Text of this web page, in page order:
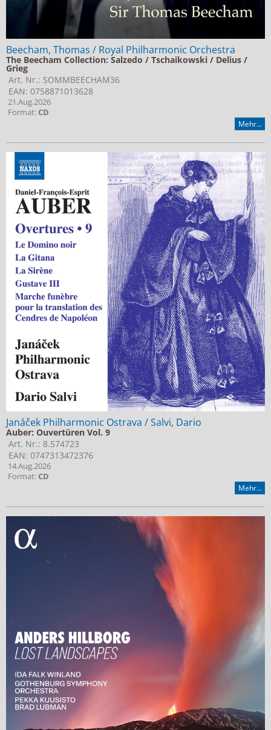
Beecham, Thomas / Royal Philharmonic Orchestra
The Beecham Collection: Salzedo / Tschaikowski / Delius /
Grieg
Art. Nr.: SOMMBEECHAM36
EAN: 0758871013628
21.Aug.2026
Format:CD
Mehr...
Janáček Philharmonic Ostrava / Salvi, Dario
Auber: Ouvertüren Vol. 9
Art. Nr.: 8.574723
EAN: 0747313472376
14.Aug.2026
Format:CD
Mehr...